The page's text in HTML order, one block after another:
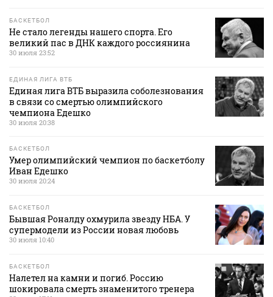
БАСКЕТБОЛ
Не стало легенды нашего спорта. Его
великий пас в ДНК каждого россиянина
30 июля 23:52
ЕДИНАЯ ЛИГА ВТБ
Единая лига ВТБ выразила соболезнования
в связи со смертью олимпийского
чемпиона Едешко
30 июля 20:38
БАСКЕТБОЛ
Умер олимпийский чемпион по баскетболу
Иван Едешко
30 июля 20:24
БАСКЕТБОЛ
Бывшая Роналду охмурила звезду НБА. У
супермодели из России новая любовь
30 июля 10:40
БАСКЕТБОЛ
Налетел на камни и погиб. Россию
шокировала смерть знаменитого тренера